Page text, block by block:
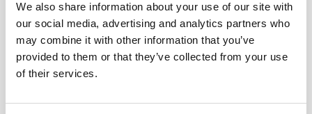
We also share information about your use of our site with
our social media, advertising and analytics partners who
may combine it with other information that you’ve
provided to them or that they’ve collected from your use
of their services.
Chcesz dowiedzieć się
więcej?
Zadzwoń lub napisz do nas.